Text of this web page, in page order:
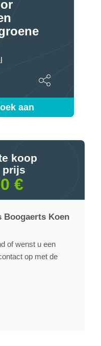
aan
koop
prijs
€
Boogaerts Koen
of wenst u een
op met de